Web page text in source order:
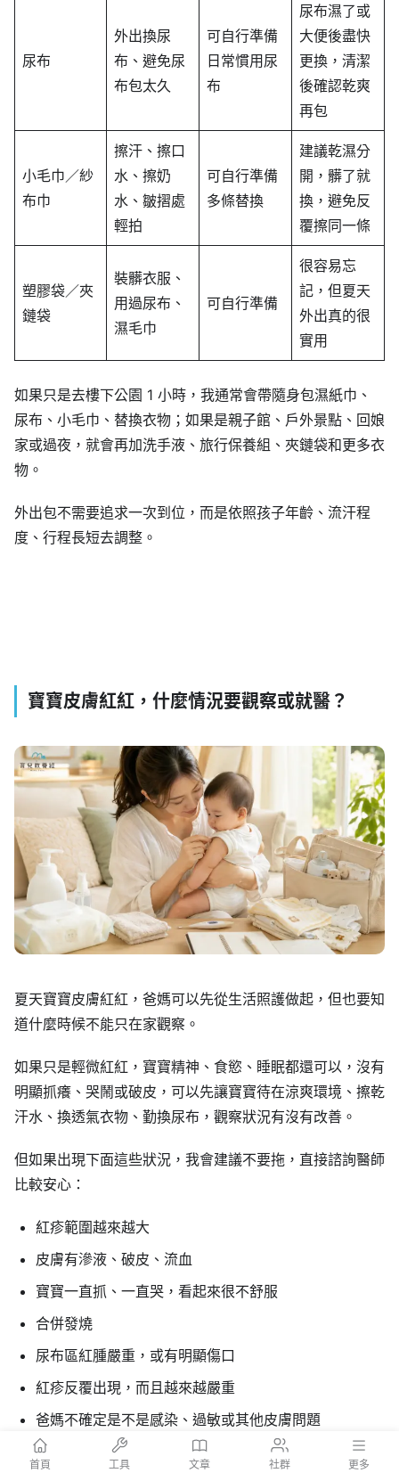
尿布
外出換尿
布、避免尿
布包太久
可自行準備
日常慣用尿
布
尿布濕了或
大便後盡快
更換，清潔
後確認乾爽
再包
小毛巾／紗
布巾
擦汗、擦口
水、擦奶
水、皺摺處
輕拍
可自行準備
多條替換
建議乾濕分
開，髒了就
換，避免反
覆擦同一條
塑膠袋／夾
鏈袋
裝髒衣服、
用過尿布、
濕毛巾
可自行準備
很容易忘
記，但夏天
外出真的很
實用
如果只是去樓下公園 1 小時，我通常會帶隨身包濕紙巾、
尿布、小毛巾、替換衣物；如果是親子館、戶外景點、回娘
家或過夜，就會再加洗手液、旅行保養組、夾鏈袋和更多衣
物。
外出包不需要追求一次到位，而是依照孩子年齡、流汗程
度、行程長短去調整。
寶寶皮膚紅紅，什麼情況要觀察或就醫？
夏天寶寶皮膚紅紅，爸媽可以先從生活照護做起，但也要知
道什麼時候不能只在家觀察。
如果只是輕微紅紅，寶寶精神、食慾、睡眠都還可以，沒有
明顯抓癢、哭鬧或破皮，可以先讓寶寶待在涼爽環境、擦乾
汗水、換透氣衣物、勤換尿布，觀察狀況有沒有改善。
但如果出現下面這些狀況，我會建議不要拖，直接諮詢醫師
比較安心：
紅疹範圍越來越大
皮膚有滲液、破皮、流血
寶寶一直抓、一直哭，看起來很不舒服
合併發燒
尿布區紅腫嚴重，或有明顯傷口
紅疹反覆出現，而且越來越嚴重
爸媽不確定是不是感染、過敏或其他皮膚問題
我知道爸媽看到寶寶皮膚紅紅會很焦慮，但真的不用先責怪
首頁 工具 文章 社群 更多